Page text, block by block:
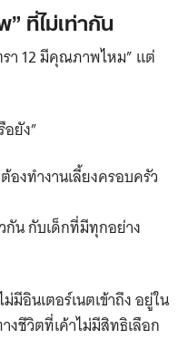
ที่ไม่เท่ากัน
รา 12 มีคุณภาพไหม” แต่
ยัง”
งทำงานเลี้ยงครอบครัว
น กับเด็กที่มีทุกอย่าง
อินเตอร์เนตเข้าถึง อยู่ใน
ชีวิตที่เค้าไม่มีสิทธิเลือก